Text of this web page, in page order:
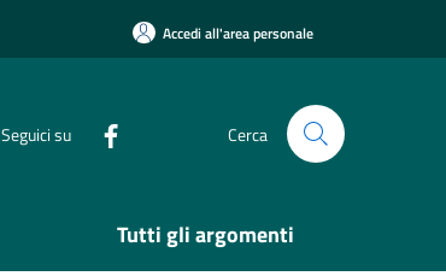
Accedi all'area personale
Seguici su Cerca
Tutti gli argomenti